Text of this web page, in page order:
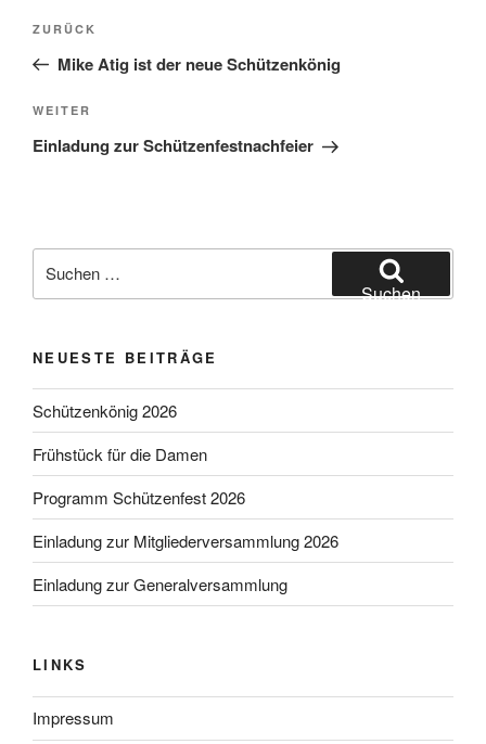
Beitragsnavigation
Vorheriger
Beitrag
ZURÜCK
Mike Atig ist der neue Schützenkönig
Nächster
Beitrag
WEITER
Einladung zur Schützenfestnachfeier
nach:
Suchen
NEUESTE BEITRÄGE
Schützenkönig 2026
Frühstück für die Damen
Programm Schützenfest 2026
Einladung zur Mitgliederversammlung 2026
Einladung zur Generalversammlung
LINKS
Impressum